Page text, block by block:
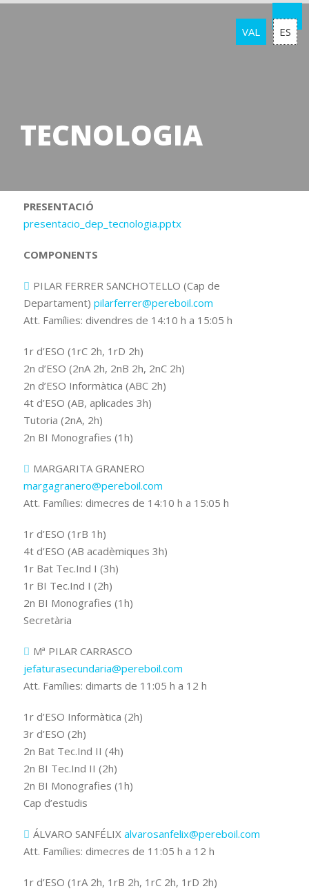
VAL ES
TECNOLOGIA
PRESENTACIÓ
presentacio_dep_tecnologia.pptx
COMPONENTS
PILAR FERRER SANCHOTELLO (Cap de
Departament) pilarferrer@pereboil.com
Att. Famílies: divendres de 14:10 h a 15:05 h
1r d’ESO (1rC 2h, 1rD 2h)
2n d’ESO (2nA 2h, 2nB 2h, 2nC 2h)
2n d’ESO Informàtica (ABC 2h)
4t d’ESO (AB, aplicades 3h)
Tutoria (2nA, 2h)
2n BI Monografies (1h)
MARGARITA GRANERO
margagranero@pereboil.com
Att. Famílies: dimecres de 14:10 h a 15:05 h
1r d’ESO (1rB 1h)
4t d’ESO (AB acadèmiques 3h)
1r Bat Tec.Ind I (3h)
1r BI Tec.Ind I (2h)
2n BI Monografies (1h)
Secretària
Mª PILAR CARRASCO
jefaturasecundaria@pereboil.com
Att. Famílies: dimarts de 11:05 h a 12 h
1r d’ESO Informàtica (2h)
3r d’ESO (2h)
2n Bat Tec.Ind II (4h)
2n BI Tec.Ind II (2h)
2n BI Monografies (1h)
Cap d’estudis
ÁLVARO SANFÉLIX alvarosanfelix@pereboil.com
Att. Famílies: dimecres de 11:05 h a 12 h
1r d’ESO (1rA 2h, 1rB 2h, 1rC 2h, 1rD 2h)